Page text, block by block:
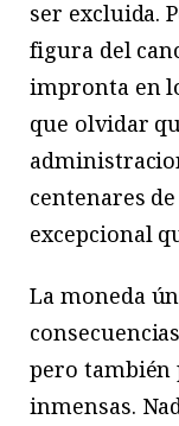
ser excluida.
figura del
impronta en
que olvidar
centenares
excepcional
La moneda
pero también
inmensas.